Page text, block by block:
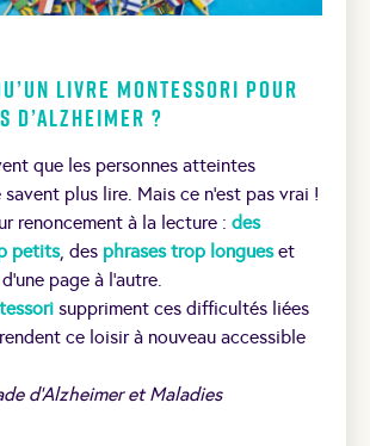
livre Montessori pour
d’Alzheimer ?
que les personnes atteintes
savent plus lire. Mais ce n’est pas vrai !
renoncement à la lecture : des
petits, des phrases trop longueset
page à l’autre.
suppriment ces difficultés liées
ce loisir à nouveau accessible
d’Alzheimer et Maladies